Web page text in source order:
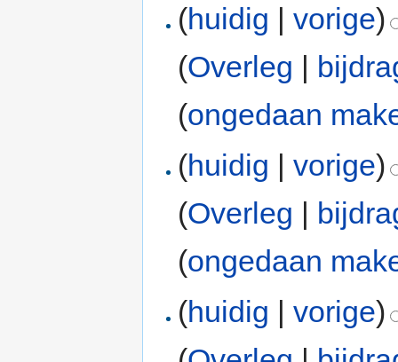
(huidig |vorige)
(Overleg |
(ongedaan
(huidig |vorige)
(Overleg |
(ongedaan
(huidig |vorige)